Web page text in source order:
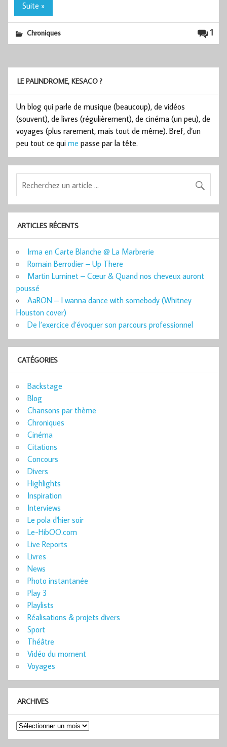
Suite »
1
Chroniques
LE PALINDROME, KESACO ?
Un blog qui parle de musique (beaucoup), de vidéos
(souvent), de livres (régulièrement), de cinéma (un peu), de
voyages (plus rarement, mais tout de même). Bref, d’un
peu tout ce qui me passe par la tête.
ARTICLES RÉCENTS
Irma en Carte Blanche @ La Marbrerie
Romain Berrodier – Up There
Martin Luminet – Cœur & Quand nos cheveux auront
poussé
AaRON – I wanna dance with somebody (Whitney
Houston cover)
De l’exercice d’évoquer son parcours professionnel
CATÉGORIES
Backstage
Blog
Chansons par thème
Chroniques
Cinéma
Citations
Concours
Divers
Highlights
Inspiration
Interviews
Le pola d'hier soir
Le-HibOO.com
Live Reports
Livres
News
Photo instantanée
Play 3
Playlists
Réalisations & projets divers
Sport
Théâtre
Vidéo du moment
Voyages
ARCHIVES
Archives